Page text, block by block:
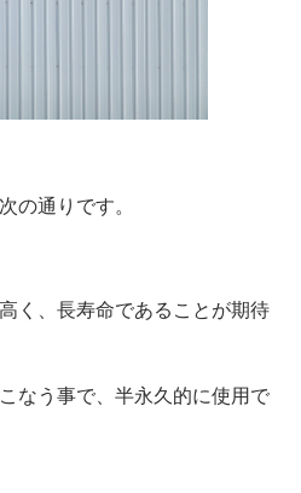
の通りです。
く、長寿命であることが期待
なう事で、半永久的に使用で